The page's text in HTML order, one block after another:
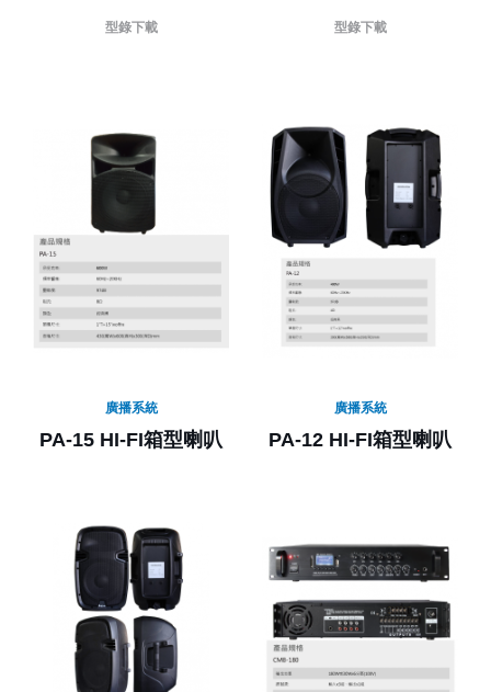
型錄下載 型錄下載
廣播系統
PA-15 HI-FI箱型喇叭
廣播系統
PA-12 HI-FI箱型喇叭